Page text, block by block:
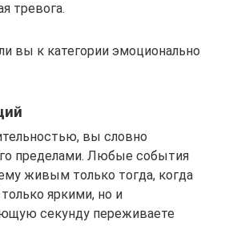
тревога.
вы к категории эмоционально
вы словно
пределами. Любые события
живым только тогда, когда
яркими, но и
секунду переживаете